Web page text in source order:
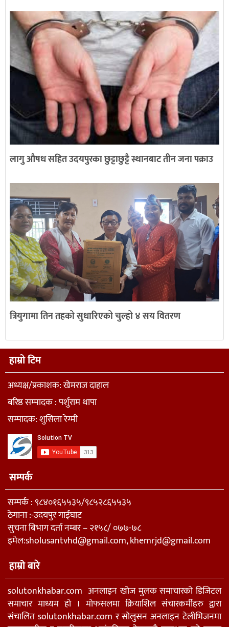
लागु औषध सहित उदयपुरका छुट्टाछुट्टै स्थानबाट तीन जना पक्राउ
त्रियुगामा तिन तहको सुधारिएको चुल्हो ४ सय वितरण
हाम्रो टिम
अध्यक्ष/प्रकाशक: खेमराज दाहाल
बरिष्ठ सम्पादक : पर्शुराम थापा
सम्पादक: शुसिला रेग्मी
सम्पर्क
सम्पर्क : ९८४०१६५५३५/९८५२८६५५३५
ठेगाना :-उदयपुर गाईघाट
सुचना बिभाग दर्ता नम्बर – २१५८/ ०७७-७८
इमेल:sholusantvhd@gmail.com,khemrjd@gmail.com
हाम्रो बारे
solutonkhabar.com अनलाइन खोज मुलक समाचारको डिजिटल
समाचार माध्यम हो । मोफसलमा क्रियाशिल संचारकर्मीहरु द्वारा
संचालित solutonkhabar.com र सोलुसन अनलाइन टेलीभिजनमा